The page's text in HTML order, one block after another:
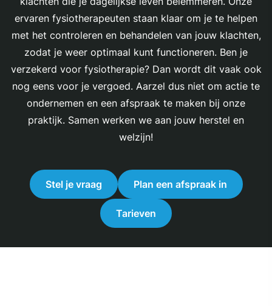
ervaren fysiotherapeuten staan klaar om je te helpen
met het controleren en behandelen van jouw klachten,
zodat je weer optimaal kunt functioneren. Ben je
verzekerd voor fysiotherapie? Dan wordt dit vaak ook
nog eens voor je vergoed. Aarzel dus niet om actie te
ondernemen en een afspraak te maken bij onze
praktijk. Samen werken we aan jouw herstel en
welzijn!
Stel je vraag Plan een afspraak in
Tarieven